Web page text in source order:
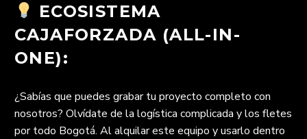
ECOSISTEMA
CAJAFORZADA (ALL-IN-
ONE):
¿Sabías que puedes grabar tu proyecto completo con
nosotros? Olvídate de la logística complicada y los fletes
por todo Bogotá. Al alquilar este equipo y usarlo dentro